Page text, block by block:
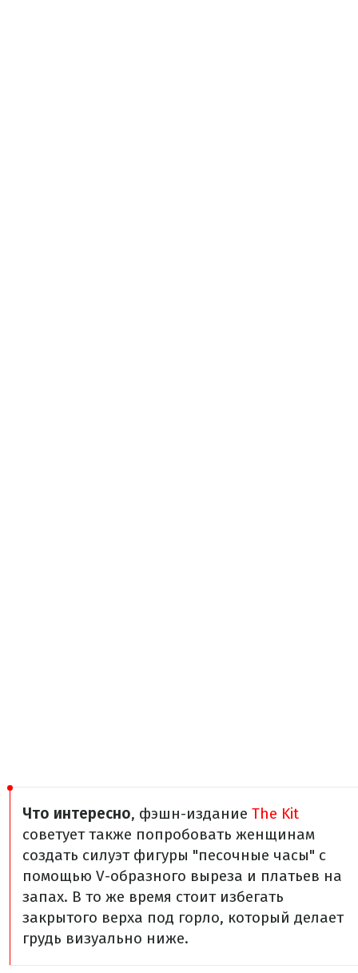
Что интересно, фэшн-издание The Kit
советует также попробовать женщинам
создать силуэт фигуры "песочные часы" с
помощью V-образного выреза и платьев на
запах. В то же время стоит избегать
закрытого верха под горло, который делает
грудь визуально ниже.